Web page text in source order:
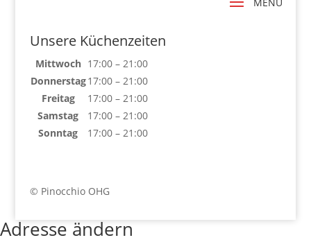
Unsere Küchenzeiten
Mittwoch 17:00 – 21:00
Donnerstag17:00 – 21:00
Freitag
17:00 – 21:00
Samstag
17:00 – 21:00
Sonntag
17:00 – 21:00
© Pinocchio OHG
Adresse ändern